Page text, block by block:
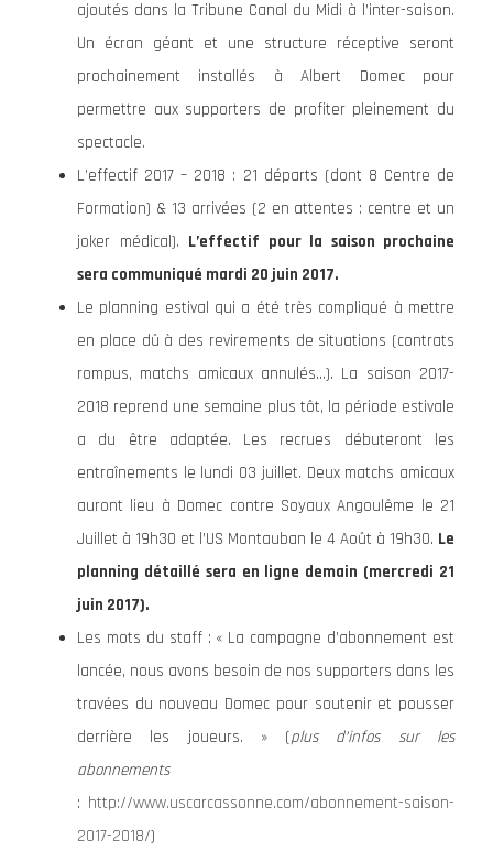
ajoutés dans la Tribune Canal du Midi à l’inter-saison.
Un écran géant et une structure réceptive seront
prochainement installés à Albert Domec pour
permettre aux supporters de profiter pleinement du
spectacle.
L’effectif 2017 – 2018 : 21 départs (dont 8 Centre de
Formation) & 13 arrivées (2 en attentes : centre et un
joker médical). L’effectif pour la saison prochaine
sera communiqué mardi 20 juin 2017.
Le planning estival qui a été très compliqué à mettre
en place dû à des revirements de situations (contrats
rompus, matchs amicaux annulés…). La saison 2017-
2018 reprend une semaine plus tôt, la période estivale
a du être adaptée. Les recrues débuteront les
entraînements le lundi 03 juillet. Deux matchs amicaux
auront lieu à Domec contre Soyaux Angoulême le 21
Juillet à 19h30 et l’US Montauban le 4 Août à 19h30. Le
planning détaillé sera en ligne demain (mercredi 21
juin 2017).
Les mots du staff : « La campagne d’abonnement est
lancée, nous avons besoin de nos supporters dans les
travées du nouveau Domec pour soutenir et pousser
derrière les joueurs. » (plus d’infos sur les
abonnements
: http://www.uscarcassonne.com/abonnement-saison-
2017-2018/)